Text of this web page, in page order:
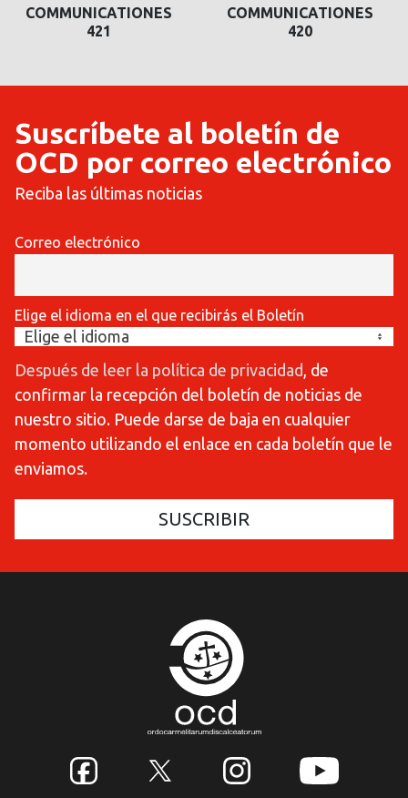
COMMUNICATIONES
421
COMMUNICATIONES
420
Suscríbete al boletín de
OCD por correo electrónico
Reciba las últimas noticias
Correo electrónico
Elige el idioma en el que recibirás el Boletín
Después de leer la política de privacidad, de
confirmar la recepción del boletín de noticias de
nuestro sitio. Puede darse de baja en cualquier
momento utilizando el enlace en cada boletín que le
enviamos.